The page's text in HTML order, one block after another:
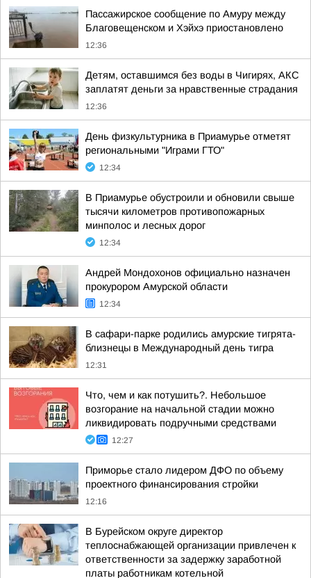
Пассажирское сообщение по Амуру между
Благовещенском и Хэйхэ приостановлено
12:36
Детям, оставшимся без воды в Чигирях, АКС
заплатят деньги за нравственные страдания
12:36
День физкультурника в Приамурье отметят
региональными "Играми ГТО"
12:34
В Приамурье обустроили и обновили свыше
тысячи километров противопожарных
минполос и лесных дорог
12:34
Андрей Мондохонов официально назначен
прокурором Амурской области
12:34
В сафари-парке родились амурские тигрята-
близнецы в Международный день тигра
12:31
Что, чем и как потушить?. Небольшое
возгорание на начальной стадии можно
ликвидировать подручными средствами
12:27
Приморье стало лидером ДФО по объему
проектного финансирования стройки
12:16
В Бурейском округе директор
теплоснабжающей организации привлечен к
ответственности за задержку заработной
платы работникам котельной